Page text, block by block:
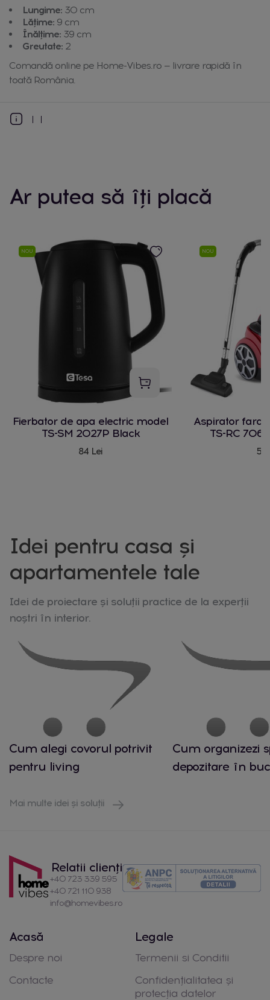
Lungime: 30 cm
Lățime: 9 cm
Înălțime: 39 cm
Greutate: 2
Comandă online pe Home-Vibes.ro — livrare rapidă în
toată România.
Ar putea să îți placă
NOU
Fierbator de apa electric model
TS-SM 2027P Black
84 Lei
NOU
Aspirator fara
TS-RC 706
Idei pentru casa și
apartamentele tale
Idei de proiectare și soluții practice de la experții
noștri în interior.
Cum alegi covorul potrivit
pentru living
Cum organizezi
depozitare în
Mai multe idei și soluții
Relatii clienți
+40 723 339 595
+40 721 110 938
info@homevibes.ro
Acasă
Despre noi
Contacte
Legale
Termenii si Conditii
Confidențialitatea și
protecția datelor